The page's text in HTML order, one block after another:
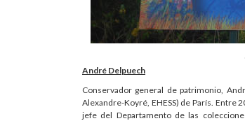
André Delpuech
Conservador general de patrimonio,
Alexandre-Koyré, EHESS) de París.
jefe del Departamento de las